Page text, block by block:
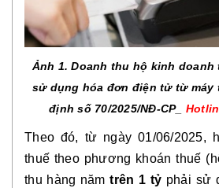
Ảnh 1. Doanh thu hộ kinh
sử dụng hóa đơn điện tử từ máy
định số 70/2025/NĐ-CP_
Theo đó, từ ngày 01/06/2025,
thuế theo phương khoán thuế
thu hàng nămtrên 1 tỷ phải sử